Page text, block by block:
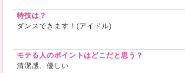
特技は？
ダンスできます！(アイドル)
モテる人のポイントはどこだと思う？
清潔感、優しい